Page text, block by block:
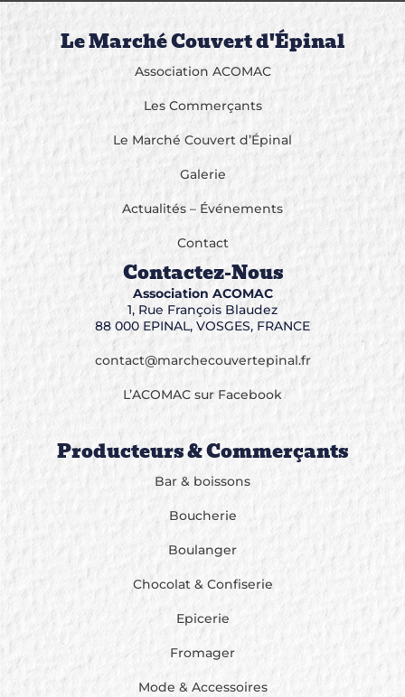
Le Marché Couvert d'Épinal
Association ACOMAC
Les Commerçants
Le Marché Couvert d’Épinal
Galerie
Actualités – Événements
Contact
Contactez-Nous
Association ACOMAC
1, Rue François Blaudez
88 000 EPINAL, VOSGES, FRANCE
contact@marchecouvertepinal.fr
L’ACOMAC sur Facebook
Producteurs & Commerçants
Bar & boissons
Boucherie
Boulanger
Chocolat & Confiserie
Epicerie
Fromager
Mode & Accessoires